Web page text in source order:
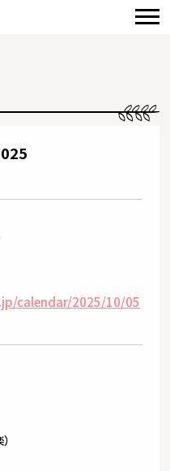
calendar/2025/10/05